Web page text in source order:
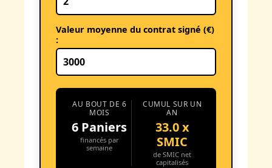
Valeur moyenne du contrat signé (€)
:
AU BOUT DE 6
MOIS
6 Paniers
financés par
semaine
CUMUL SUR UN
AN
33.0 x
SMIC
de SMIC net
capitalisés